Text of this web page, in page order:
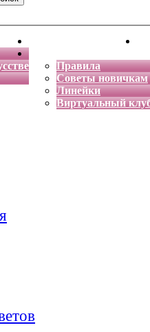
Энциклопедия кошек
Правила
Советы новичкам
Линейки
Виртуальный